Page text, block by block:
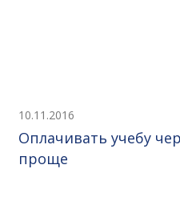
10.11.2016
Оплачивать учебу
проще